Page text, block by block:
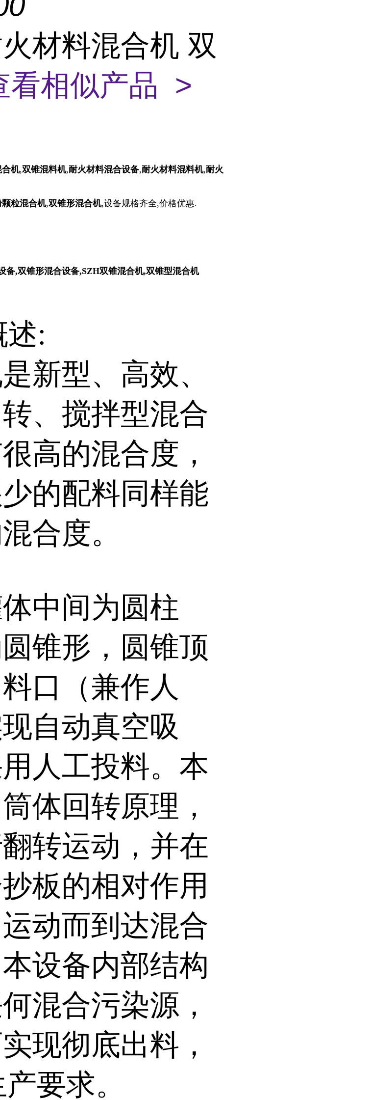
材料混合机 双
看相似产品 >
合机,双锥混料机,耐火材料混合设备,耐火材料混料机,耐火
颗粒混合机,双锥形混合机,设备规格齐全,价格优惠.
备,双锥形混合设备,SZH双锥混合机,双锥型混合机
述:
新型、高效、
、搅拌型混合
高的混合度，
的配料同样能
合度。
中间为圆柱
锥形，圆锥顶
口（兼作人
自动真空吸
人工投料。本
体回转原理，
转运动，并在
板的相对作用
动而到达混合
设备内部结构
混合污染源，
现彻底出料，
要求。